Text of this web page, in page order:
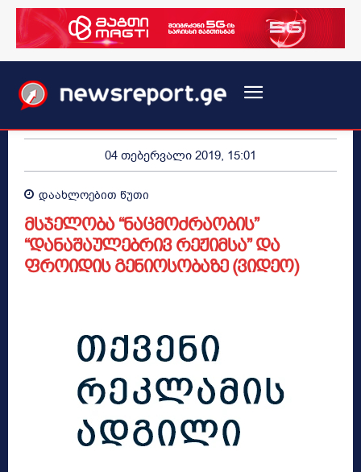
04 თებერვალი 2019, 15:01
დაახლოებით წუთი
მსჯელობა “ნაცმოძრაობის”
“დანაშაულებრივ რეჟიმსა” და
ფროიდის გენიოსობაზე (ვიდეო)